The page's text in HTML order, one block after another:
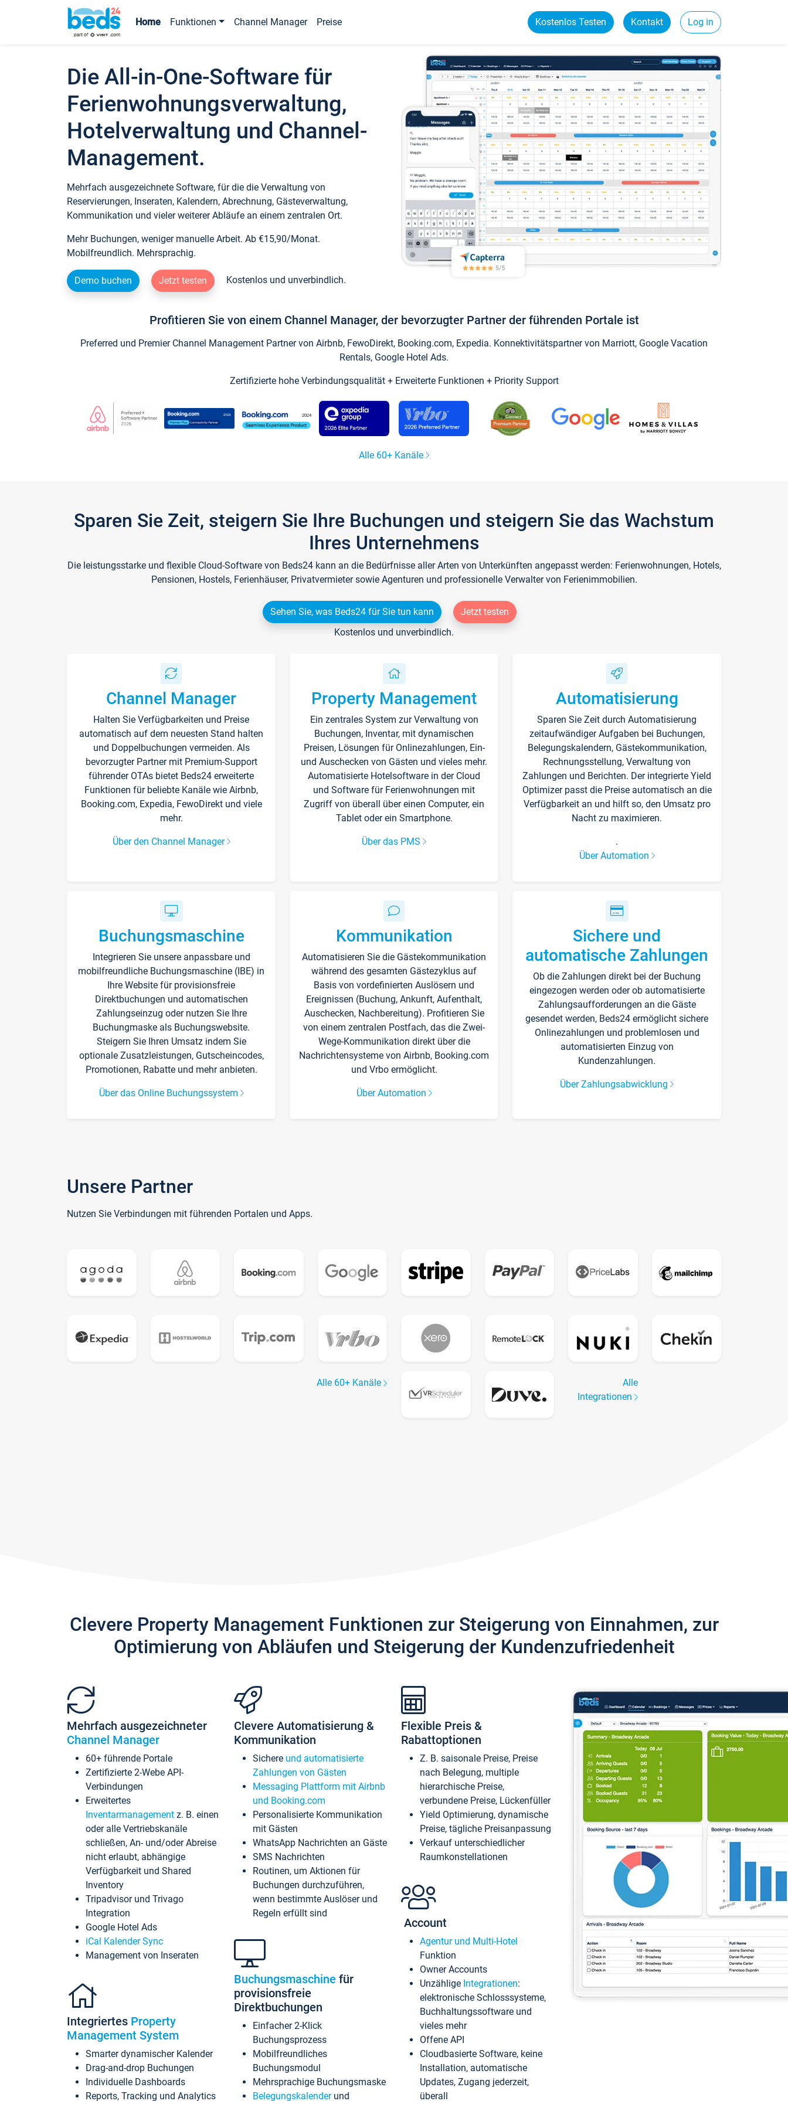
Home Funktionen Channel Manager Preise Kostenlos Testen Kontakt Log in
Die All-in-One-Software für
Ferienwohnungsverwaltung,
Hotelverwaltung und Channel-
Management.
Mehrfach ausgezeichnete Software, für die die Verwaltung von
Reservierungen, Inseraten, Kalendern, Abrechnung, Gästeverwaltung,
Kommunikation und vieler weiterer Abläufe an einem zentralen Ort.
Mehr Buchungen, weniger manuelle Arbeit. Ab €15,90/Monat.
Mobilfreundlich. Mehrsprachig.
Demo buchen Jetzt testen Kostenlos und unverbindlich.
Profitieren Sie von einem Channel Manager, der bevorzugter Partner der führenden Portale ist
Preferred und Premier Channel Management Partner von Airbnb, FewoDirekt, Booking.com, Expedia. Konnektivitätspartner von Marriott, Google Vacation
Rentals, Google Hotel Ads.
Zertifizierte hohe Verbindungsqualität + Erweiterte Funktionen + Priority Support
Alle 60+ Kanäle
Sparen Sie Zeit, steigern Sie Ihre Buchungen und steigern Sie das Wachstum
Ihres Unternehmens
Die leistungsstarke und flexible Cloud-Software von Beds24 kann an die Bedürfnisse aller Arten von Unterkünften angepasst werden: Ferienwohnungen, Hotels,
Pensionen, Hostels, Ferienhäuser, Privatvermieter sowie Agenturen und professionelle Verwalter von Ferienimmobilien.
Sehen Sie, was Beds24 für Sie tun kann
Jetzt testen
Kostenlos und unverbindlich.
Channel Manager
Halten Sie Verfügbarkeiten und Preise
automatisch auf dem neuesten Stand halten
und Doppelbuchungen vermeiden. Als
bevorzugter Partner mit Premium-Support
führender OTAs bietet Beds24 erweiterte
Funktionen für beliebte Kanäle wie Airbnb,
Booking.com, Expedia, FewoDirekt und viele
mehr.
Über den Channel Manager
Property Management
Ein zentrales System zur Verwaltung von
Buchungen, Inventar, mit dynamischen
Preisen, Lösungen für Onlinezahlungen, Ein-
und Auschecken von Gästen und vieles mehr.
Automatisierte Hotelsoftware in der Cloud
und Software für Ferienwohnungen mit
Zugriff von überall über einen Computer, ein
Tablet oder ein Smartphone.
Über das PMS
Automatisierung
Sparen Sie Zeit durch Automatisierung
zeitaufwändiger Aufgaben bei Buchungen,
Belegungskalendern, Gästekommunikation,
Rechnungsstellung, Verwaltung von
Zahlungen und Berichten. Der integrierte Yield
Optimizer passt die Preise automatisch an die
Verfügbarkeit an und hilft so, den Umsatz pro
Nacht zu maximieren.
.
Über Automation
Buchungsmaschine
Integrieren Sie unsere anpassbare und
mobilfreundliche Buchungsmaschine (IBE) in
Ihre Website für provisionsfreie
Direktbuchungen und automatischen
Zahlungseinzug oder nutzen Sie Ihre
Buchungmaske als Buchungswebsite.
Steigern Sie Ihren Umsatz indem Sie
optionale Zusatzleistungen, Gutscheincodes,
Promotionen, Rabatte und mehr anbieten.
Über das Online Buchungssystem
Kommunikation
Automatisieren Sie die Gästekommunikation
während des gesamten Gästezyklus auf
Basis von vordefinierten Auslösern und
Ereignissen (Buchung, Ankunft, Aufenthalt,
Auschecken, Nachbereitung). Profitieren Sie
von einem zentralen Postfach, das die Zwei-
Wege-Kommunikation direkt über die
Nachrichtensysteme von Airbnb, Booking.com
und Vrbo ermöglicht.
Über Automation
Sichere und
automatische Zahlungen
Ob die Zahlungen direkt bei der Buchung
eingezogen werden oder ob automatisierte
Zahlungsaufforderungen an die Gäste
gesendet werden, Beds24 ermöglicht sichere
Onlinezahlungen und problemlosen und
automatisierten Einzug von
Kundenzahlungen.
Über Zahlungsabwicklung
Unsere Partner
Nutzen Sie Verbindungen mit führenden Portalen und Apps.
Alle 60+ Kanäle
Alle
Integrationen
Clevere Property Management Funktionen zur Steigerung von Einnahmen, zur
Optimierung von Abläufen und Steigerung der Kundenzufriedenheit
Mehrfach ausgezeichneter
Channel Manager
60+ führende Portale
Zertifizierte 2-Webe API-
Verbindungen
Erweitertes
Inventarmanagement z. B. einen
oder alle Vertriebskanäle
schließen, An- und/oder Abreise
nicht erlaubt, abhängige
Verfügbarkeit und Shared
Inventory
Tripadvisor und Trivago
Integration
Google Hotel Ads
iCal Kalender Sync
Management von Inseraten
Integriertes Property
Management System
Smarter dynamischer Kalender
Drag-and-drop Buchungen
Individuelle Dashboards
Reports, Tracking und Analytics
Clevere Automatisierung &
Kommunikation
Sichere und automatisierte
Zahlungen von Gästen
Messaging Plattform mit Airbnb
und Booking.com
Personalisierte Kommunikation
mit Gästen
WhatsApp Nachrichten an Gäste
SMS Nachrichten
Routinen, um Aktionen für
Buchungen durchzuführen,
wenn bestimmte Auslöser und
Regeln erfüllt sind
Buchungsmaschine für
provisionsfreie
Direktbuchungen
Einfacher 2-Klick
Buchungsprozess
Mobilfreundliches
Buchungsmodul
Mehrsprachige Buchungsmaske
Belegungskalenderund
Flexible Preis &
Rabattoptionen
Z. B. saisonale Preise, Preise
nach Belegung, multiple
hierarchische Preise,
verbundene Preise, Lückenfüller
Yield Optimierung, dynamische
Preise, tägliche Preisanpassung
Verkauf unterschiedlicher
Raumkonstellationen
Account
Agentur und Multi-Hotel
Funktion
Owner Accounts
Unzählige Integrationen:
elektronische Schlosssysteme,
Buchhaltungssoftware und
vieles mehr
Offene API
Cloudbasierte Software, keine
Installation, automatische
Updates, Zugang jederzeit,
überall